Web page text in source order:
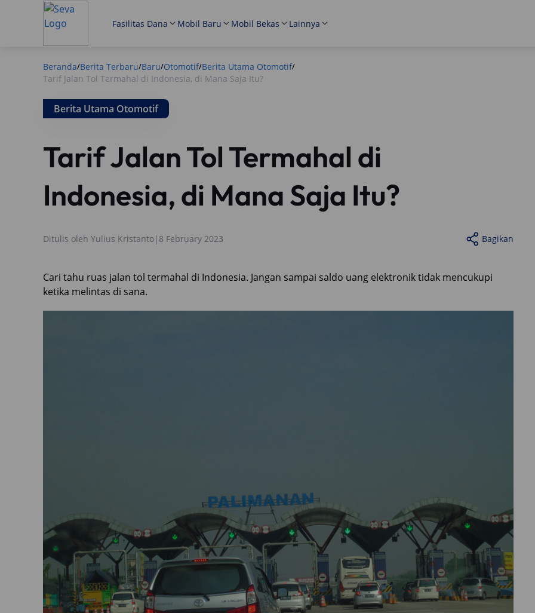
Fasilitas Dana Mobil Baru Mobil Bekas Lainnya
Beranda/Berita Terbaru/Baru/Otomotif/Berita Utama Otomotif/
Tarif Jalan Tol Termahal di Indonesia, di Mana Saja Itu?
Berita Utama Otomotif
Tarif Jalan Tol Termahal di
Indonesia, di Mana Saja Itu?
Ditulis oleh Yulius Kristanto| 8 February 2023 Bagikan
Cari tahu ruas jalan tol termahal di Indonesia. Jangan sampai saldo uang elektronik tidak mencukupi
ketika melintas di sana.